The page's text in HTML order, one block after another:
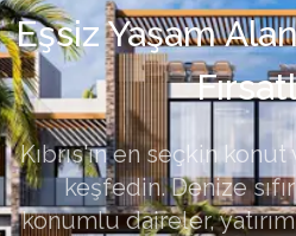
Eşsiz Yaşam
Kıbrıs'ın en seçkin konut
keşfedin. Denize
konumlu daireler,